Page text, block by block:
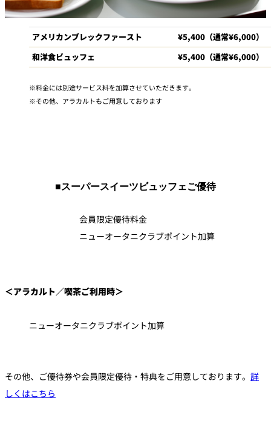
アメリカンブレックファースト
¥5,400（通常¥6,000）
和洋食ビュッフェ
¥5,400（通常¥6,000）
料金には別途サービス料を加算させていただきます。
その他、アラカルトもご用意しております
■スーパースイーツビュッフェご優待
会員限定優待料金
ニューオータニクラブポイント加算
＜アラカルト／喫茶ご利用時＞
ニューオータニクラブポイント加算
その他、ご優待券や会員限定優待・特典をご用意しております。 詳
しくはこちら